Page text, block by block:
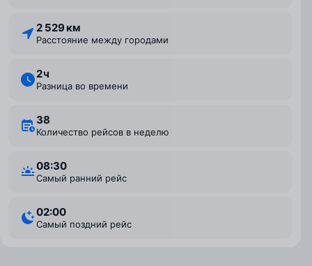
2 529 км
Расстояние между городами
2 ⁠ч
Разница во времени
38
Количество рейсов в неделю
08:30
Самый ранний рейс
02:00
Самый поздний рейс